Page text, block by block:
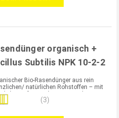
organisch +
Subtilis NPK 10-2-2
Bio-Rasendünger aus rein
natürlichen Rohstoffen – mit
Sofort- und Langzeitwirkung
(3)